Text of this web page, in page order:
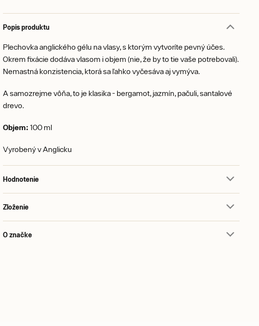
Popis produktu
Plechovka anglického gélu na vlasy, s ktorým vytvoríte pevný účes.
Okrem fixácie dodáva vlasom i objem (nie, že by to tie vaše potrebovali).
Nemastná konzistencia, ktorá sa ľahko vyčesáva aj vymýva.
A samozrejme vôňa, to je klasika - bergamot, jazmín, pačuli, santalové
drevo.
Objem: 100 ml
Vyrobený v Anglicku
Hodnotenie
Zloženie
O značke